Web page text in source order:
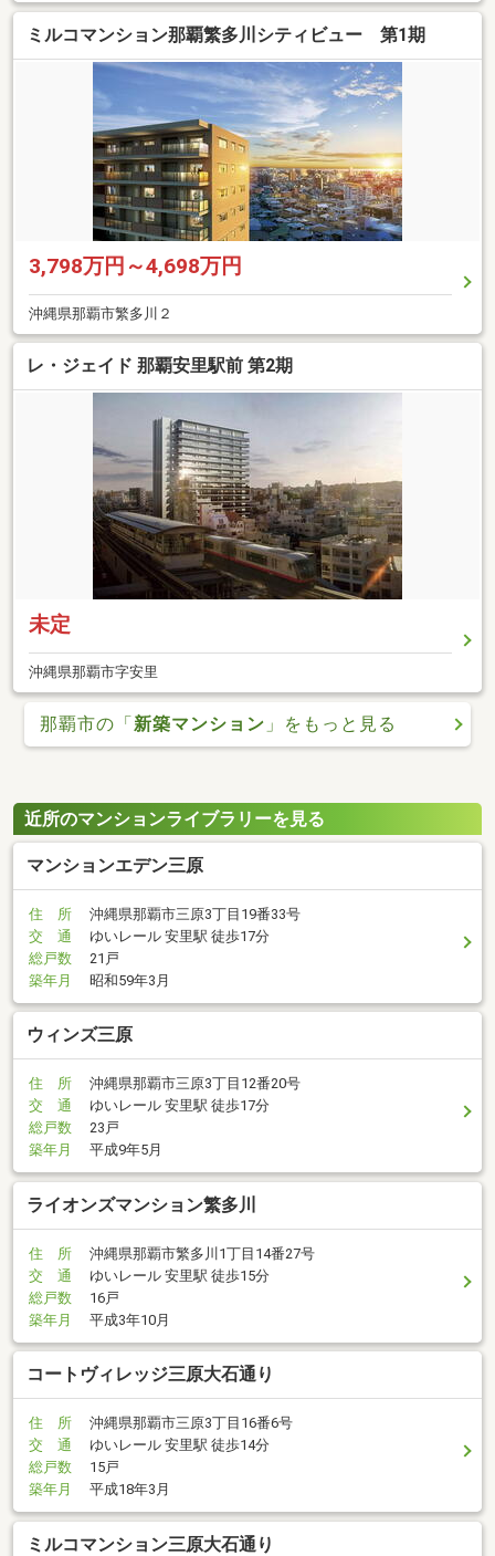
ミルコマンション那覇繁多川シティビュー 第1期
3,798万円～4,698万円
沖縄県那覇市繁多川２
レ・ジェイド 那覇安里駅前 第2期
未定
沖縄県那覇市字安里
那覇市の「新築マンション 」をもっと見る
近所のマンションライブラリーを見る
マンションエデン三原
住 所
沖縄県那覇市三原3丁目19番33号
交 通
ゆいレール 安里駅 徒歩17分
総戸数
21戸
築年月
昭和59年3月
ウィンズ三原
住 所
沖縄県那覇市三原3丁目12番20号
交 通
ゆいレール 安里駅 徒歩17分
総戸数
23戸
築年月
平成9年5月
ライオンズマンション繁多川
住 所
沖縄県那覇市繁多川1丁目14番27号
交 通
ゆいレール 安里駅 徒歩15分
総戸数
16戸
築年月
平成3年10月
コートヴィレッジ三原大石通り
住 所
沖縄県那覇市三原3丁目16番6号
交 通
ゆいレール 安里駅 徒歩14分
総戸数
15戸
築年月
平成18年3月
ミルコマンション三原大石通り